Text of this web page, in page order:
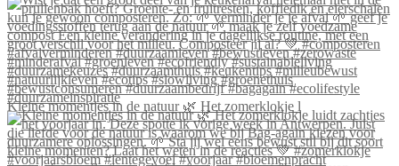
Kleine momentjes in de natuur 🌿 Het zomerklokje l